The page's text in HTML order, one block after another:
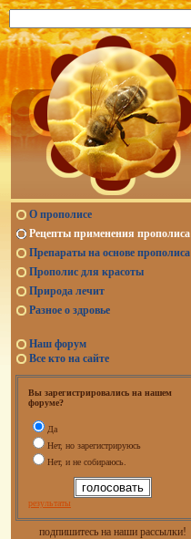
О прополисе
Рецепты применения прополиса
Препараты на основе прополиса
Прополис для красоты
Природа лечит
Разное о здровье
Наш форум
Все кто на сайте
Вы зарегистрировались на нашем
форуме?
Да
Нет, но зарегистрируюсь
Нет, и не собираюсь.
результаты
подпишитесь на наши рассылки!